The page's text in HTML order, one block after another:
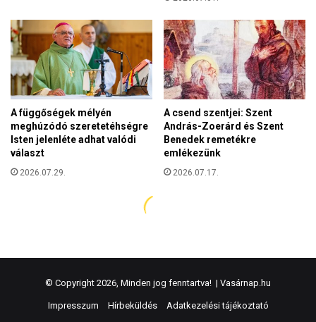
© Copyright 2026, Minden jog fenntartva! | Vasárnap.hu
Impresszum Hírbeküldés Adatkezelési tájékoztató